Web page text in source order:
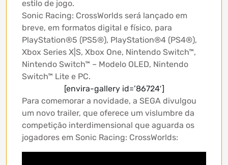
estilo de jogo.
Sonic Racing: CrossWorlds será lançado em
breve, em formatos digital e físico, para
PlayStation®5 (PS5®), PlayStation®4 (PS4®),
Xbox Series X|S, Xbox One, Nintendo Switch™,
Nintendo Switch™ – Modelo OLED, Nintendo
Switch™ Lite e PC.
[envira-gallery id=’86724′]
Para comemorar a novidade, a SEGA divulgou
um novo trailer, que oferece um vislumbre da
competição interdimensional que aguarda os
jogadores em Sonic Racing: CrossWorlds: